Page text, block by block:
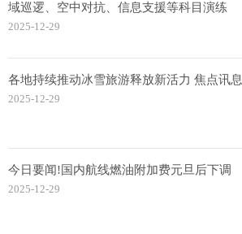
域巡逻、空中对抗、信息支援等科目演练
2025-12-29
各地持续推动冰雪旅游释放新活力 焦点讯息
2025-12-29
今日要闻!国内航线燃油附加费元旦后下调
2025-12-29